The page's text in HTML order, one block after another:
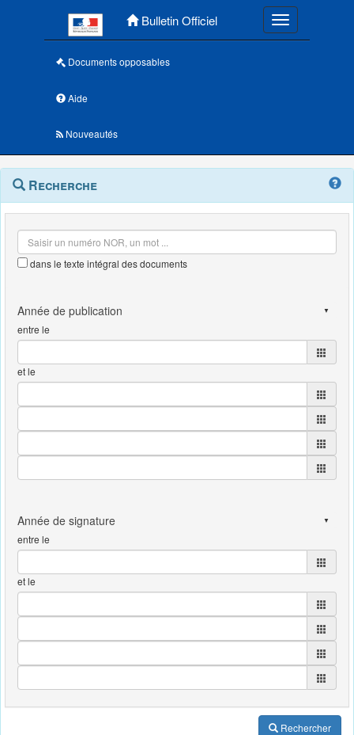
Bulletin Officiel Toggle
Documents opposables
Aide
Nouveautés
Navigation
outils
Menu
contextuel
Recherche
dans le texte intégral des documents
entre le
et le
entre le
et le
Rechercher